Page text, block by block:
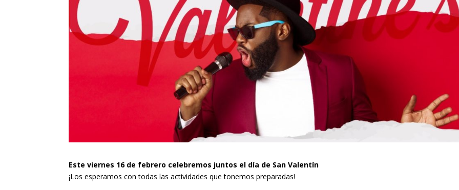
Este viernes 16 de febrero celebremos juntos el día de San Valentín
¡Los esperamos con todas las actividades que tonemos preparadas!